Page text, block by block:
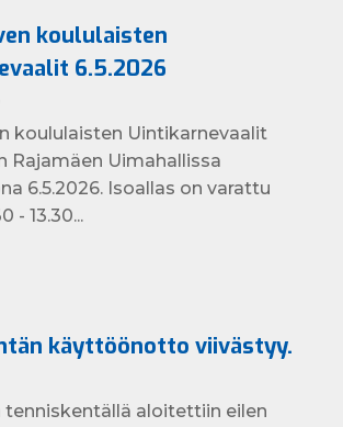
koululaisten
6.5.2026
koululaisten Uintikarnevaalit
Rajamäen Uimahallissa
6.5.2026. Isoallas on varattu
- 13.30...
käyttöönotto viivästyy.
tenniskentällä aloitettiin eilen